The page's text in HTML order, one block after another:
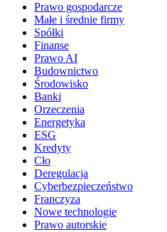
Prawo gospodarcze
Małe i średnie firmy
Spółki
Finanse
Prawo AI
Budownictwo
Środowisko
Banki
Orzeczenia
Energetyka
ESG
Kredyty
Cło
Deregulacja
Cyberbezpieczeństwo
Franczyza
Nowe technologie
Prawo autorskie